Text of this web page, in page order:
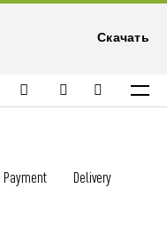
Payment Delivery
Скачать